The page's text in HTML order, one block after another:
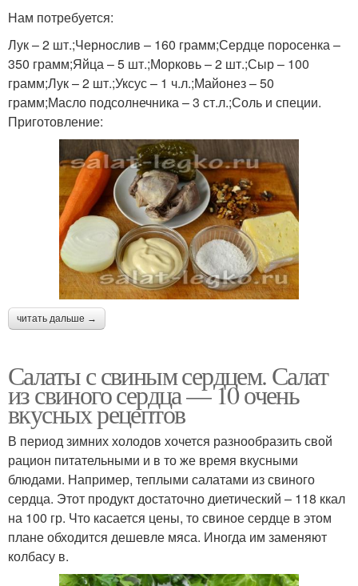
Нам потребуется:
Лук – 2 шт.;Чернослив – 160 грамм;Сердце поросенка –
350 грамм;Яйца – 5 шт.;Морковь – 2 шт.;Сыр – 100
грамм;Лук – 2 шт.;Уксус – 1 ч.л.;Майонез – 50
грамм;Масло подсолнечника – 3 ст.л.;Соль и специи.
Приготовление:
читать дальше →
Салаты с свиным сердцем. Салат
из свиного сердца — 10 очень
вкусных рецептов
В период зимних холодов хочется разнообразить свой
рацион питательными и в то же время вкусными
блюдами. Например, теплыми салатами из свиного
сердца. Этот продукт достаточно диетический – 118 ккал
на 100 гр. Что касается цены, то свиное сердце в этом
плане обходится дешевле мяса. Иногда им заменяют
колбасу в.